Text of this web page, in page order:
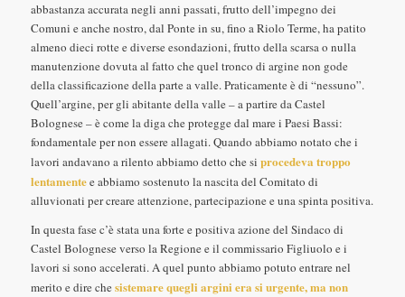
abbastanza accurata negli anni passati, frutto dell’impegno dei
Comuni e anche nostro, dal Ponte in su, fino a Riolo Terme, ha patito
almeno dieci rotte e diverse esondazioni, frutto della scarsa o nulla
manutenzione dovuta al fatto che quel tronco di argine non gode
della classificazione della parte a valle. Praticamente è di “nessuno”.
Quell’argine, per gli abitante della valle – a partire da Castel
Bolognese – è come la diga che protegge dal mare i Paesi Bassi:
fondamentale per non essere allagati. Quando abbiamo notato che i
lavori andavano a rilento abbiamo detto che si procedeva troppo
lentamentee abbiamo sostenuto la nascita del Comitato di
alluvionati per creare attenzione, partecipazione e una spinta positiva.
In questa fase c’è stata una forte e positiva azione del Sindaco di
Castel Bolognese verso la Regione e il commissario Figliuolo e i
lavori si sono accelerati. A quel punto abbiamo potuto entrare nel
merito e dire chesistemare quegli argini era si urgente, ma non